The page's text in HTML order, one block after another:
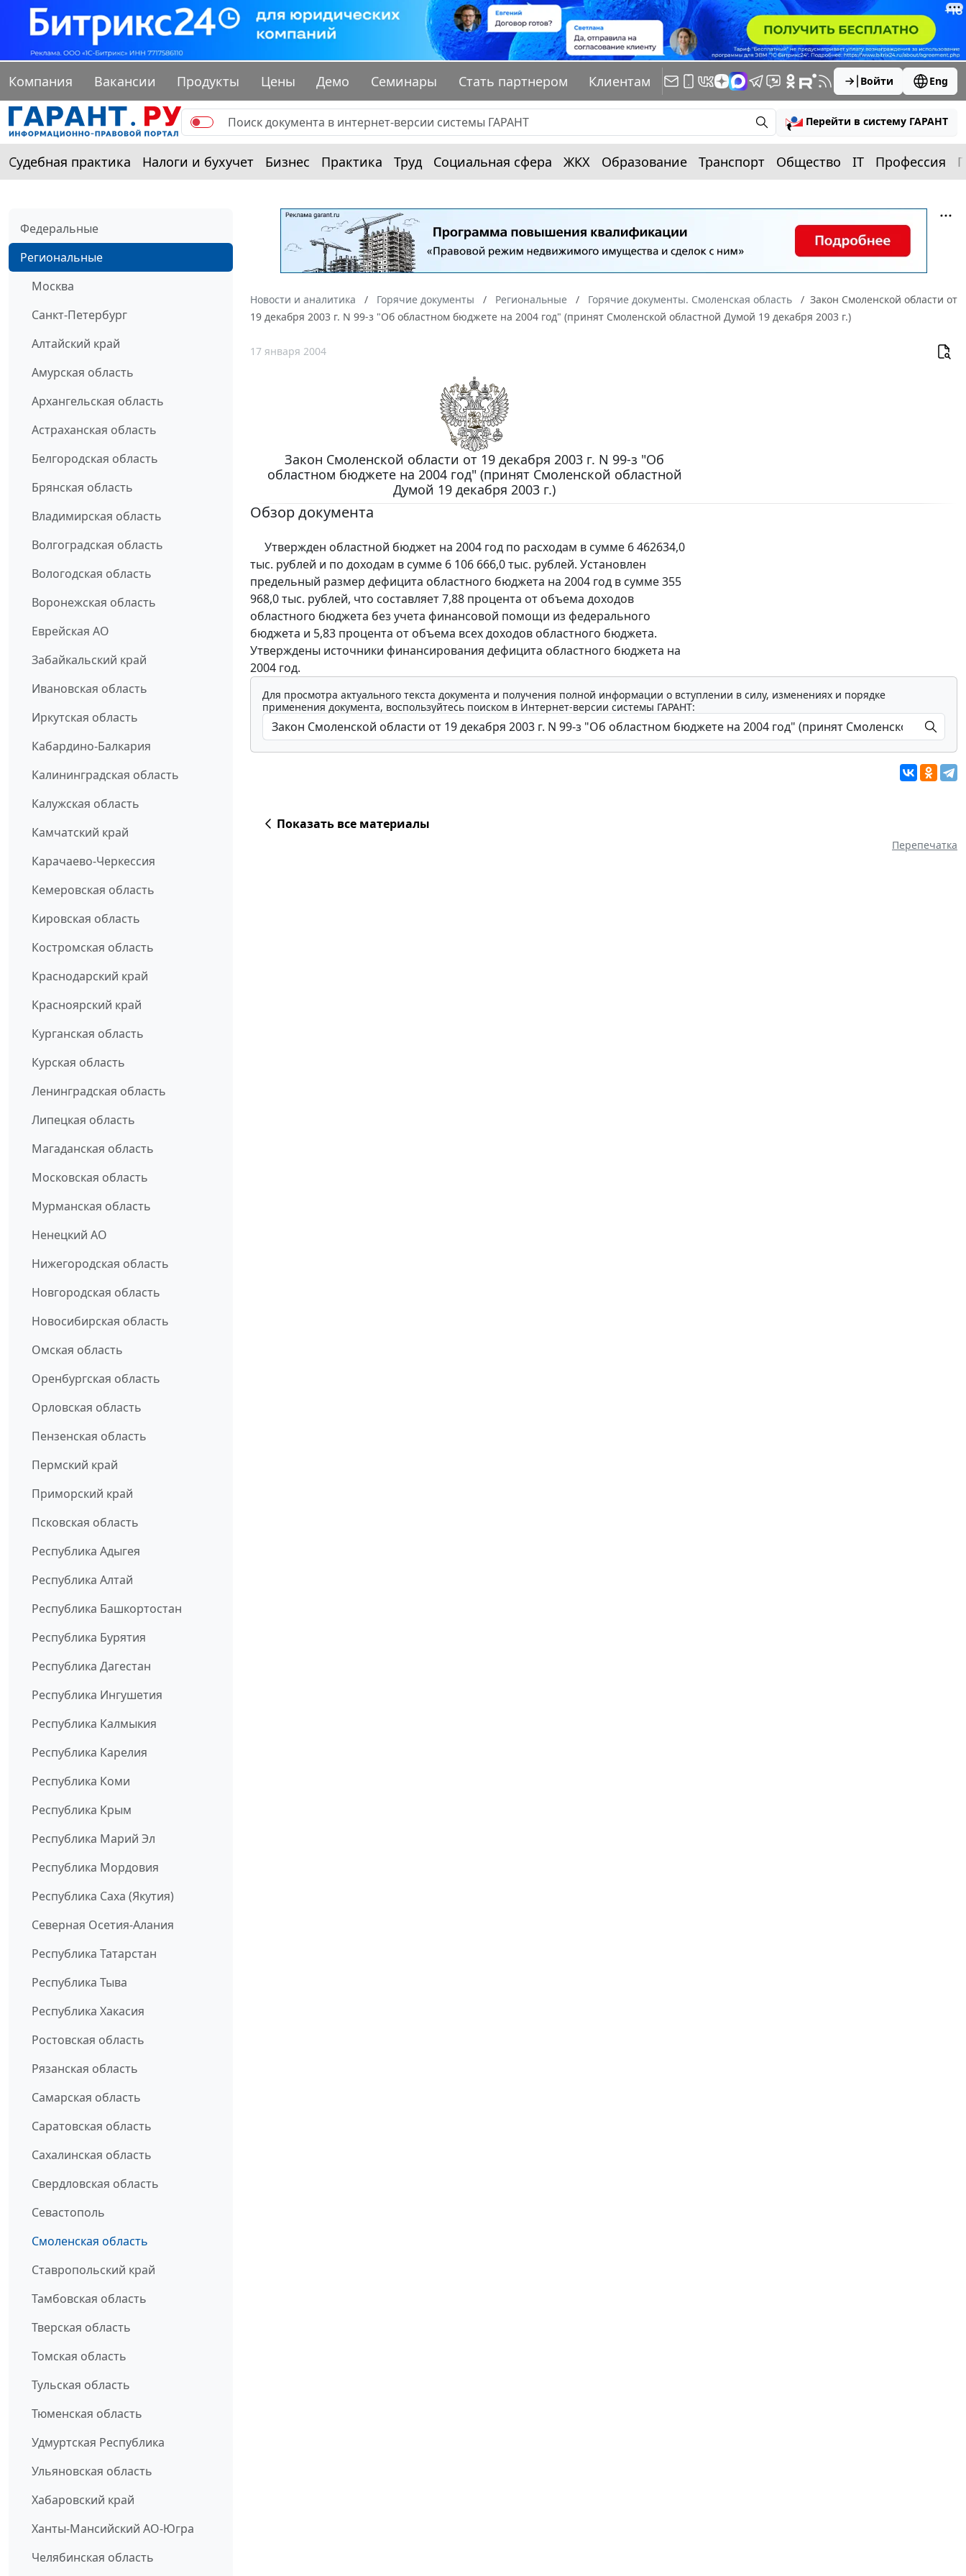
Компания Вакансии Продукты Цены Демо Семинары Стать партнером Клиентам Войти Eng
Перейти в систему ГАРАНТ
Судебная практика Налоги и бухучет Бизнес Практика Труд Социальная сфера ЖКХ Образование Транспорт Общество IT Профессия
Федеральные
Региональные
Москва
Санкт-Петербург
Алтайский край
Амурская область
Архангельская область
Астраханская область
Белгородская область
Брянская область
Владимирская область
Волгоградская область
Вологодская область
Воронежская область
Еврейская АО
Забайкальский край
Ивановская область
Иркутская область
Кабардино-Балкария
Калининградская область
Калужская область
Камчатский край
Карачаево-Черкессия
Кемеровская область
Кировская область
Костромская область
Краснодарский край
Красноярский край
Курганская область
Курская область
Ленинградская область
Липецкая область
Магаданская область
Московская область
Мурманская область
Ненецкий АО
Нижегородская область
Новгородская область
Новосибирская область
Омская область
Оренбургская область
Орловская область
Пензенская область
Пермский край
Приморский край
Псковская область
Республика Адыгея
Республика Алтай
Республика Башкортостан
Республика Бурятия
Республика Дагестан
Республика Ингушетия
Республика Калмыкия
Республика Карелия
Республика Коми
Республика Крым
Республика Марий Эл
Республика Мордовия
Республика Саха (Якутия)
Северная Осетия-Алания
Республика Татарстан
Республика Тыва
Республика Хакасия
Ростовская область
Рязанская область
Самарская область
Саратовская область
Сахалинская область
Свердловская область
Севастополь
Смоленская область
Ставропольский край
Тамбовская область
Тверская область
Томская область
Тульская область
Тюменская область
Удмуртская Республика
Ульяновская область
Хабаровский край
Ханты-Мансийский АО-Югра
Челябинская область
Новости и аналитика Горячие документы Региональные Горячие документы. Смоленская область
Закон Смоленской области от
19 декабря 2003 г. N 99-з "Об областном бюджете на 2004 год" (принят Смоленской областной Думой 19 декабря 2003 г.)
17 января 2004
Закон Смоленской области от 19 декабря 2003 г. N 99-з "Об
областном бюджете на 2004 год" (принят Смоленской областной
Думой 19 декабря 2003 г.)
Обзор документа
Утвержден областной бюджет на 2004 год по расходам в сумме 6 462634,0
тыс. рублей и по доходам в сумме 6 106 666,0 тыс. рублей. Установлен
предельный размер дефицита областного бюджета на 2004 год в сумме 355
968,0 тыс. рублей, что составляет 7,88 процента от объема доходов
областного бюджета без учета финансовой помощи из федерального
бюджета и 5,83 процента от объема всех доходов областного бюджета.
Утверждены источники финансирования дефицита областного бюджета на
2004 год.
Для просмотра актуального текста документа и получения полной информации о вступлении в силу, изменениях и порядке
применения документа, воспользуйтесь поиском в Интернет-версии системы ГАРАНТ:
Показать все материалы
Перепечатка